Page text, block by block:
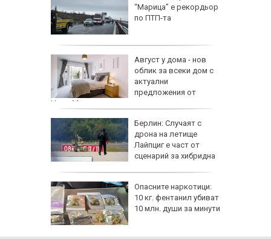
“Марица” е рекордьор
по ПТП-та
Август у дома - нов
облик за всеки дом с
актуални
предложения от
HomeMax
Берлин: Случаят с
дрона на летище
Лайпциг е част от
сценарий за хибридна
Опасните наркотици:
10 кг. фентанил убиват
10 млн. души за минути